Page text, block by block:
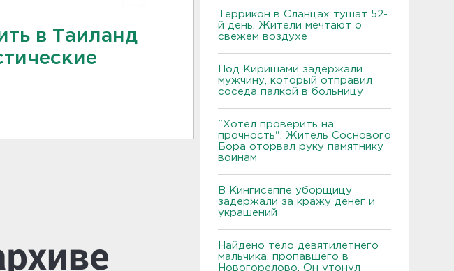
в Таиланд
Террикон в Сланцах тушат 52-
й день. Жители мечтают о
свежем воздухе
Под Киришами задержали
мужчину, который отправил
соседа палкой в больницу
"Хотел проверить на
прочность". Житель Соснового
Бора оторвал руку памятнику
воинам
В Кингисеппе уборщицу
задержали за кражу денег и
украшений
Найдено тело девятилетнего
мальчика, пропавшего в
Новогорелово. Он утонул